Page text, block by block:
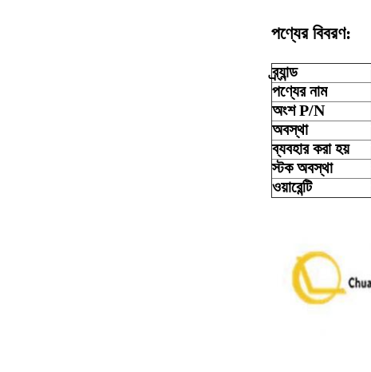
পণ্যের বিবরণ:
ব্র্যান্ড
পণ্যের নাম
অংশ P/N
অবস্থা
ব্যবহার করা হয়
স্টক অবস্থা
ওয়ারেন্টি